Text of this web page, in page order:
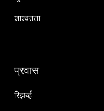
शाश्वतता
प्रवास
रिझर्व्ह